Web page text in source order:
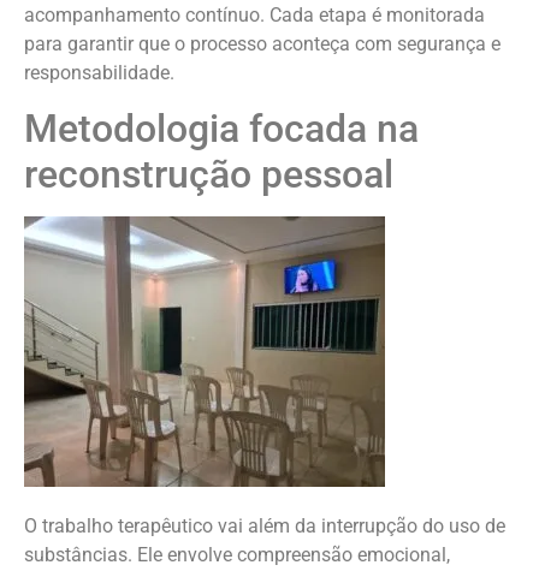
acompanhamento contínuo. Cada etapa é monitorada
para garantir que o processo aconteça com segurança e
responsabilidade.
Metodologia focada na
reconstrução pessoal
O trabalho terapêutico vai além da interrupção do uso de
substâncias. Ele envolve compreensão emocional,